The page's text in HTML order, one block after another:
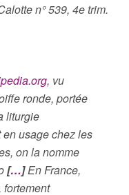
n° 539, 4e trim.
, vu
ronde, portée
liturgie
usage chez les
on la nomme
[…]En France,
fortement